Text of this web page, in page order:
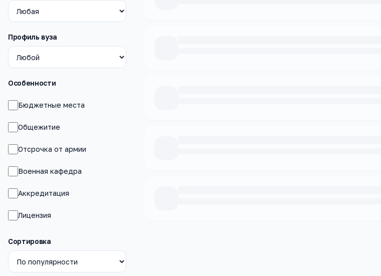
Профиль вуза
Особенности
Бюджетные места
Общежитие
Отсрочка от армии
Военная кафедра
Аккредитация
Лицензия
Сортировка